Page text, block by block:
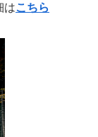
はこちら